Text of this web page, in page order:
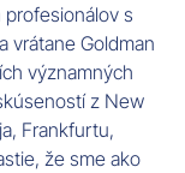
s
vrátane Goldman
významných
z New
Frankfurtu,
že sme ako